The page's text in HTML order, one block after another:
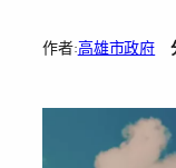
作者:高雄市政府